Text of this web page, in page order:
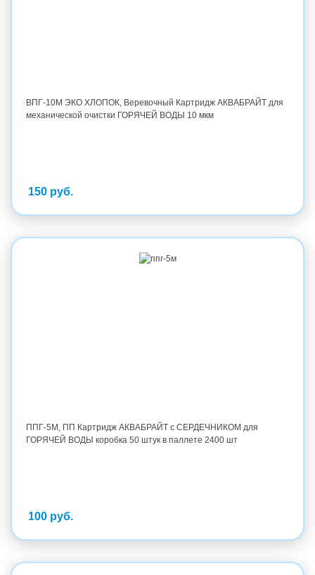
ВПГ-10М ЭКО ХЛОПОК, Веревочный Картридж АКВАБРАЙТ для
механической очистки ГОРЯЧЕЙ ВОДЫ 10 мкм
150 руб.
ППГ-5М, ПП Картридж АКВАБРАЙТ с СЕРДЕЧНИКОМ для
ГОРЯЧЕЙ ВОДЫ коробка 50 штук в паллете 2400 шт
100 руб.